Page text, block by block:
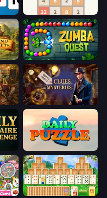
2048
Hidden Objects: Island Secrets Zumba Quest
Hidden Object: Street Of Secrets Hidden Object: Clues and Mysteries
Daily Puzzle
Scavenger Hunt - Hidden Items Magic Towers Solitaire